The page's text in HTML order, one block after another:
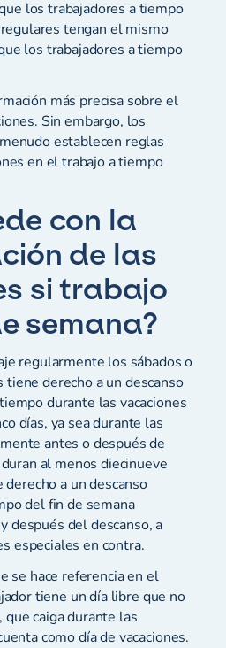
los trabajadores a tiempo
tengan el mismo
los trabajadores a tiempo
más precisa sobre el
Sin embargo, los
establecen reglas
en el trabajo a tiempo
con la
de las
si trabajo
semana?
regularmente los sábados o
tiene derecho a un descanso
durante las vacaciones
días, ya sea durante las
antes o después de
al menos diecinueve
a un descanso
del fin de semana
después del descanso, a
especiales en contra.
se hace referencia en el
tiene un día libre que no
que caiga durante las
como día de vacaciones.